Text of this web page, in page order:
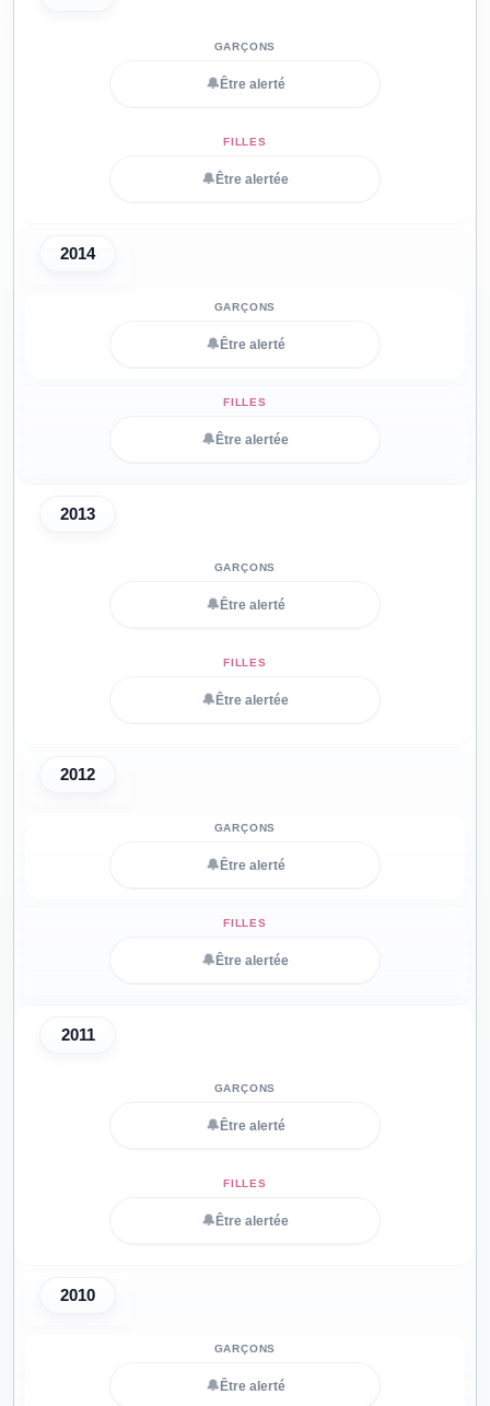
🔔 Être alerté
🔔 Être alertée
2014
🔔 Être alerté
🔔 Être alertée
2013
🔔 Être alerté
🔔 Être alertée
2012
🔔 Être alerté
🔔 Être alertée
2011
🔔 Être alerté
🔔 Être alertée
2010
🔔 Être alerté